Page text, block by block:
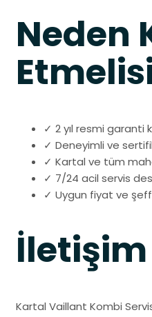
Neden
✓ 2 yıl resmi garanti
✓ Deneyimli ve
✓ Kartal ve tüm
✓ 7/24 acil servis
✓ Uygun fiyat ve
İletişim
Kartal Vaillant Kombi